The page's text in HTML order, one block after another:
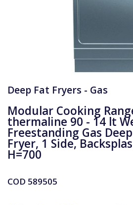
Deep Fat Fryers - Gas
Modular Cooking
thermaline 90 - 14 lt
Freestanding Gas
Fryer, 1 Side,
H=700
COD 589505